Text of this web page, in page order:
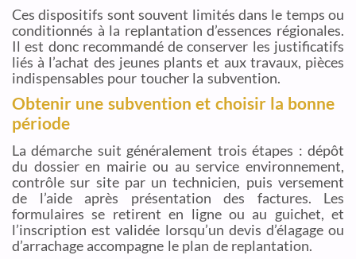
Ces dispositifs sont souvent limités dans le temps ou
conditionnés à la replantation d’essences régionales.
Il est donc recommandé de conserver les justificatifs
liés à l’achat des jeunes plants et aux travaux, pièces
indispensables pour toucher la subvention.
Obtenir une subvention et choisir la bonne
période
La démarche suit généralement trois étapes : dépôt
du dossier en mairie ou au service environnement,
contrôle sur site par un technicien, puis versement
de l’aide après présentation des factures. Les
formulaires se retirent en ligne ou au guichet, et
l’inscription est validée lorsqu’un devis d’élagage ou
d’arrachage accompagne le plan de replantation.